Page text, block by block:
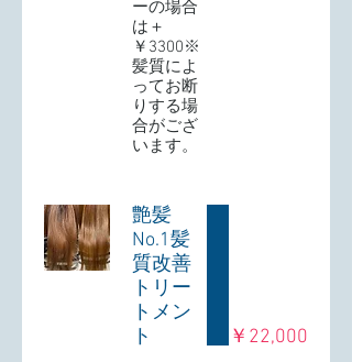
ーの場合
は＋
￥3300※
髪質によ
ってお断
りする場
合がござ
います。
艶髪
No.1髪
質改善
トリー
トメン
ト
￥22,000